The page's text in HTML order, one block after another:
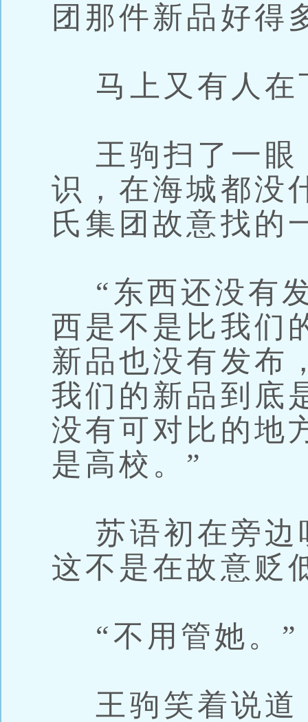
团那件新品好得
马上又有人在
王驹扫了一眼
识，在海城都没
氏集团故意找的
“东西还没有
西是不是比我们
新品也没有发布
我们的新品到底
没有可对比的地
是高校。”
苏语初在旁边
这不是在故意贬
“不用管她。”
王驹笑着说道